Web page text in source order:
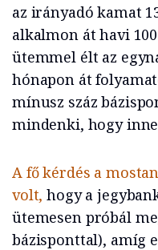
az irányadó kamat
alkalmon át havi
ütemmel élt az
hónapon át
mínusz száz
mindenki, hogy
A fő kérdés a
volt, hogy a
ütemesen próbál
bázisponttal), amíg